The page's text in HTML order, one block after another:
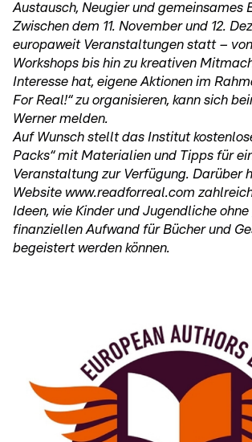
Austausch, Neugier und gemeinsames
Zwischen dem 11. November und 12.
europaweit Veranstaltungen statt –
Workshops bis hin zu kreativen
Interesse hat, eigene Aktionen im
For Real!“ zu organisieren, kann sich
Werner melden.
Auf Wunsch stellt das Institut
Packs“ mit Materialien und Tipps für
Veranstaltung zur Verfügung. Darüber
Website www.readforreal.com
Ideen, wie Kinder und Jugendliche
finanziellen Aufwand für Bücher und
begeistert werden können.